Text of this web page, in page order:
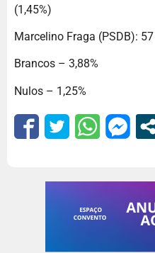
(1,45%)
Marcelino Fraga (PSDB):
Brancos – 3,88%
Nulos – 1,25%